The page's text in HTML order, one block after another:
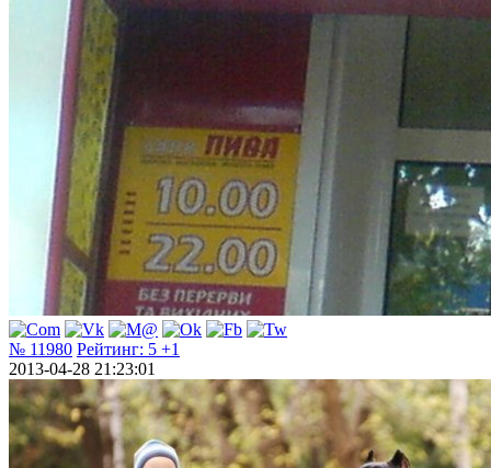
№ 11980 Рейтинг: 5 +1
2013-04-28 21:23:01